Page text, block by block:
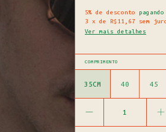
5% de desconto
3
x de R$11,67
sem
Ver mais detalhes
COMPRIMENTO
35CM 40 45